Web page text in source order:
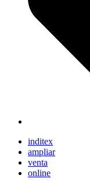
inditex
ampliar
venta
online